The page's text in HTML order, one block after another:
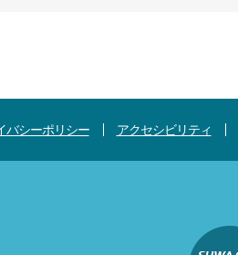
バシーポリシー アクセシビリティ